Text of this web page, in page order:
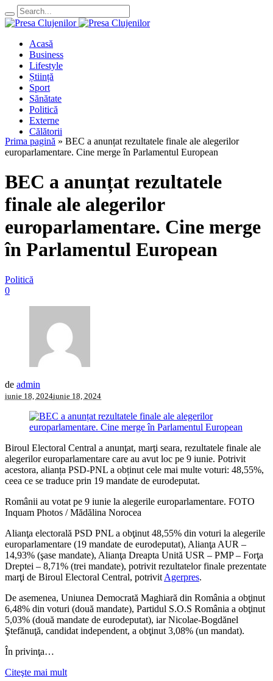
Acasă
Business
Lifestyle
Știință
Sport
Sănătate
Politică
Externe
Călătorii
Prima pagină » BEC a anunțat rezultatele finale ale alegerilor
europarlamentare. Cine merge în Parlamentul European
BEC a anunțat rezultatele
finale ale alegerilor
europarlamentare. Cine merge
în Parlamentul European
Politică
0
de admin
iunie 18, 2024iunie 18, 2024
Biroul Electoral Central a anunţat, marţi seara, rezultatele finale ale
alegerilor europarlamentare care au avut loc pe 9 iunie. Potrivit
acestora, alianța PSD-PNL a obținut cele mai multe voturi: 48,55%,
ceea ce se traduce prin 19 mandate de eurodeputat.
Românii au votat pe 9 iunie la alegerile europarlamentare. FOTO
Inquam Photos / Mădălina Norocea
Alianţa electorală PSD PNL a obţinut 48,55% din voturi la alegerile
europarlamentare (19 mandate de eurodeputat), Alianţa AUR –
14,93% (şase mandate), Alianţa Dreapta Unită USR – PMP – Forţa
Dreptei – 8,71% (trei mandate), potrivit rezultatelor finale prezentate
marţi de Biroul Electoral Central, potrivit Agerpres.
De asemenea, Uniunea Democrată Maghiară din România a obţinut
6,48% din voturi (două mandate), Partidul S.O.S România a obţinut
5,03% (două mandate de eurodeputat), iar Nicolae-Bogdănel
Ştefănuţă, candidat independent, a obţinut 3,08% (un mandat).
În privinţa…
Citeşte mai mult